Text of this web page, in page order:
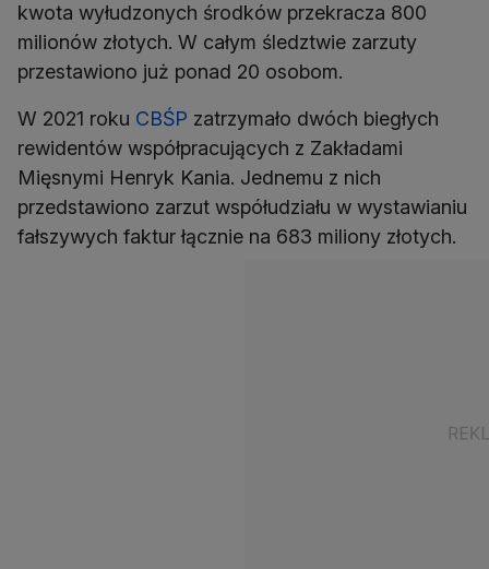
kwota wyłudzonych środków przekracza 800
milionów złotych. W całym śledztwie zarzuty
przestawiono już ponad 20 osobom.
W 2021 roku CBŚP zatrzymało dwóch biegłych
rewidentów współpracujących z Zakładami
Mięsnymi Henryk Kania. Jednemu z nich
przedstawiono zarzut współudziału w wystawianiu
fałszywych faktur łącznie na 683 miliony złotych.